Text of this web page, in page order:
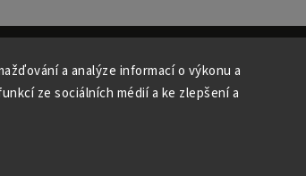
a analýze informací o výkonu a
ze sociálních médií a ke zlepšení a
2026 Studio Špalíček. Všechna práva vyhrazena.